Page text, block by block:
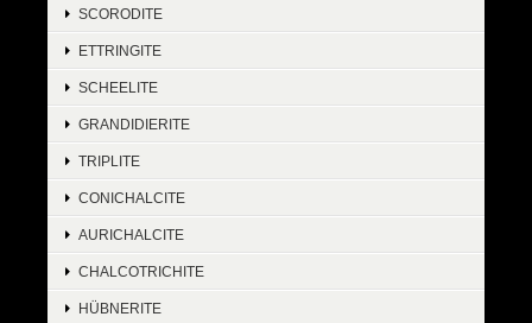
SCORODITE
ETTRINGITE
SCHEELITE
GRANDIDIERITE
TRIPLITE
CONICHALCITE
AURICHALCITE
CHALCOTRICHITE
HÜBNERITE